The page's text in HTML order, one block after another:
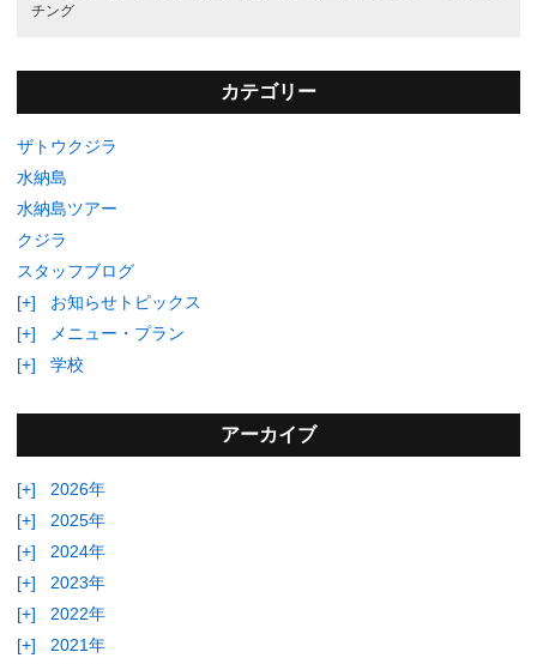
チング
カテゴリー
ザトウクジラ
水納島
水納島ツアー
クジラ
スタッフブログ
[+]
お知らせトピックス
[+]
メニュー・プラン
[+]
学校
アーカイブ
[+]
2026年
[+]
2025年
[+]
2024年
[+]
2023年
[+]
2022年
[+]
2021年